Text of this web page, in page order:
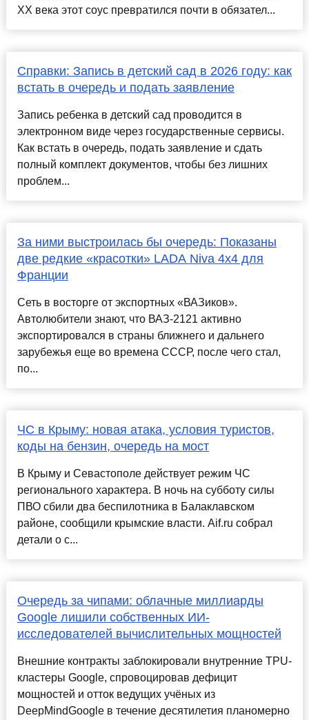
XX века этот соус превратился почти в обязател...
Справки: Запись в детский сад в 2026 году: как
встать в очередь и подать заявление
Запись ребенка в детский сад проводится в
электронном виде через государственные сервисы.
Как встать в очередь, подать заявление и сдать
полный комплект документов, чтобы без лишних
проблем...
За ними выстроилась бы очередь: Показаны
две редкие «красотки» LADA Niva 4x4 для
Франции
Сеть в восторге от экспортных «ВАЗиков».
Автолюбители знают, что ВАЗ-2121 активно
экспортировался в страны ближнего и дальнего
зарубежья еще во времена СССР, после чего стал,
по...
ЧС в Крыму: новая атака, условия туристов,
коды на бензин, очередь на мост
В Крыму и Севастополе действует режим ЧС
регионального характера. В ночь на субботу силы
ПВО сбили два беспилотника в Балаклавском
районе, сообщили крымские власти. Aif.ru собрал
детали о с...
Очередь за чипами: облачные миллиарды
Google лишили собственных ИИ-
исследователей вычислительных мощностей
Внешние контракты заблокировали внутренние TPU-
кластеры Google, спровоцировав дефицит
мощностей и отток ведущих учёных из
DeepMindGoogle в течение десятилетия планомерно